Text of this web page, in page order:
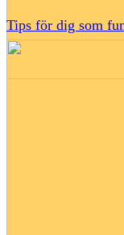
Tips för dig som